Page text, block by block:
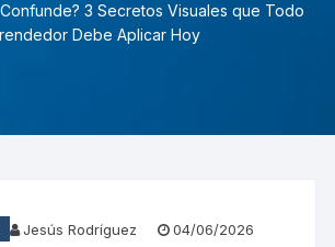
3 Secretos Visuales que Todo
Debe Aplicar Hoy
Jesús Rodríguez 04/06/2026